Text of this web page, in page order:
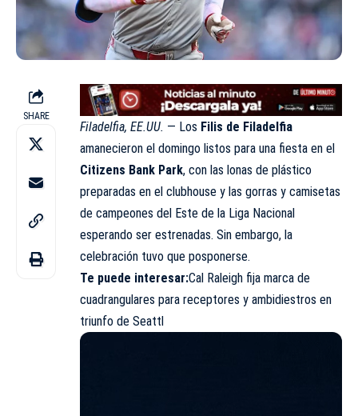
SHARE
Filadelfia, EE.UU. — Los Filis de Filadelfia
amanecieron el domingo listos para una fiesta en el
Citizens Bank Park, con las lonas de plástico
preparadas en el clubhouse y las gorras y camisetas
de campeones del Este de la Liga Nacional
esperando ser estrenadas. Sin embargo, la
celebración tuvo que posponerse.
Te puede interesar:Cal Raleigh fija marca de
cuadrangulares para receptores y ambidiestros en
triunfo de Seattl